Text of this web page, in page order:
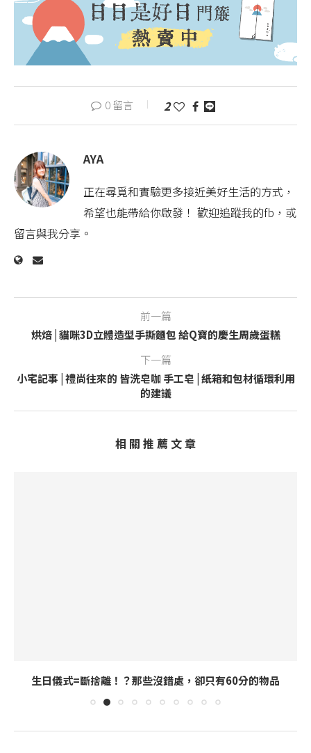
0 留言 2
AYA
正在尋覓和實驗更多接近美好生活的方式，
希望也能帶給你啟發！ 歡迎追蹤我的fb，或
留言與我分享。
前一篇
烘焙 | 貓咪3D立體造型手撕麵包 給Q寶的慶生周歲蛋糕
下一篇
小宅記事 | 禮尚往來的 皆洗皂咖 手工皂 | 紙箱和包材循環利用
的建議
相 關 推 薦 文 章
生日儀式=斷捨離！？那些沒錯處，卻只有60分的物品